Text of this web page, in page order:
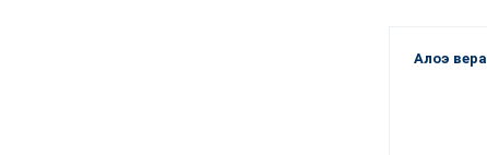
Алоэ